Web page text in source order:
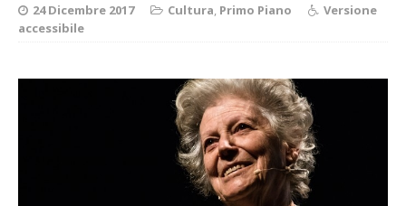
24 Dicembre 2017 Cultura, Primo Piano
Versione
accessibile